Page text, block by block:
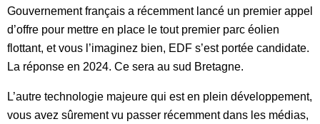
Gouvernement français a récemment lancé un premier appel
d’offre pour mettre en place le tout premier parc éolien
flottant, et vous l’imaginez bien, EDF s’est portée candidate.
La réponse en 2024. Ce sera au sud Bretagne.
L’autre technologie majeure qui est en plein développement,
vous avez sûrement vu passer récemment dans les médias,